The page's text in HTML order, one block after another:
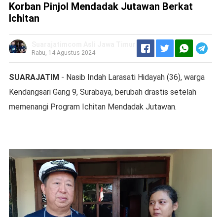
Korban Pinjol Mendadak Jutawan Berkat
Ichitan
Rabu, 14 Agustus 2024
SUARAJATIM - Nasib Indah Larasati Hidayah (36), warga
Kendangsari Gang 9, Surabaya, berubah drastis setelah
memenangi Program Ichitan Mendadak Jutawan.